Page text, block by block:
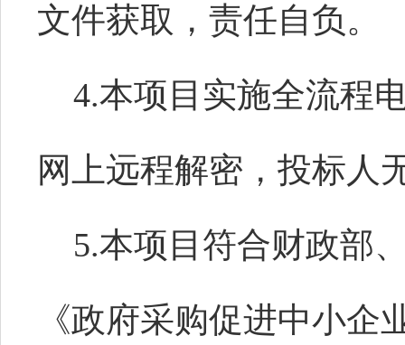
文件获取，责任自负。
4.本项目实施全流程
网上远程解密，投标人
5.本项目符合财政部
《政府采购促进中小